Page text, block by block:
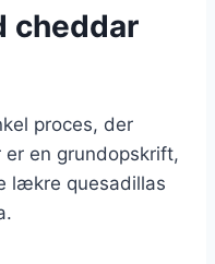
cheddar
proces, der
en grundopskrift,
lækre quesadillas